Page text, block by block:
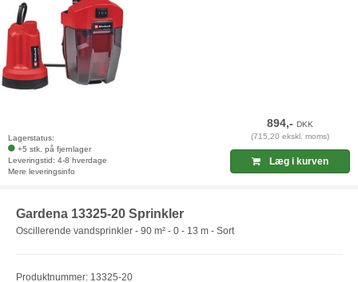
Lagerstatus:
+5 stk. på fjernlager
Leveringstid: 4-8 hverdage
Mere leveringsinfo
894,-DKK
(715,20 ekskl. moms)
Læg i kurven
Gardena 13325-20 Sprinkler
Oscillerende vandsprinkler - 90 m² - 0 - 13 m - Sort
Produktnummer: 13325-20